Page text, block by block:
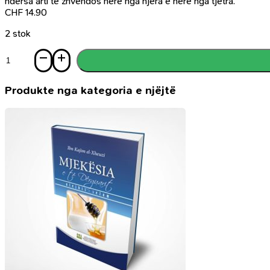
CHF 14.90
2 stok
Atdheu
Dasanta
Produkte nga kategoria e njëjtë